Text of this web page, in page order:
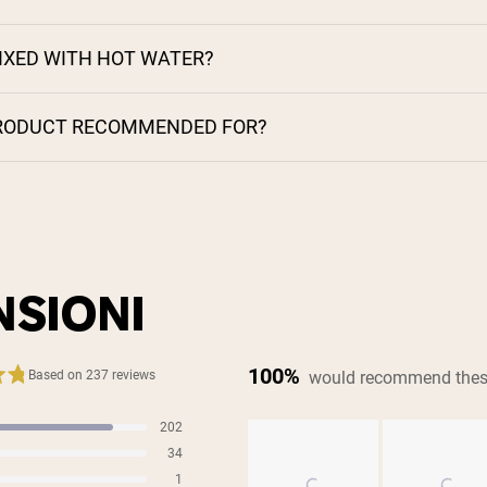
WITH HOT WATER?
RECOMMENDED FOR?
Based on 237 reviews
202
34
1
100% would recommend